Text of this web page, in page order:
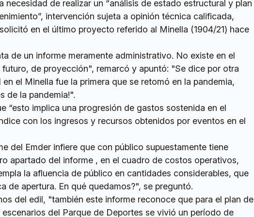
necesidad de realizar un “análisis de estado estructural y plan
intervención sujeta a opinión técnica calificada,
en el último proyecto referido al Minella (1904/21) hace
de un informe meramente administrativo. No existe en el
de proyección", remarcó y apuntó: "Se dice por otra
el Minella fue la primera que se retomó en la pandemia,
de la pandemia!".
“esto implica una progresión de gastos sostenida en el
con los ingresos y recursos obtenidos por eventos en el
del Emder infiere que con público supuestamente tiene
apartado del informe , en el cuadro de costos operativos,
la afluencia de público en cantidades considerables, que
de apertura. En qué quedamos?", se preguntó.
del edil, "también este informe reconoce que para el plan de
del Parque de Deportes se vivió un período de